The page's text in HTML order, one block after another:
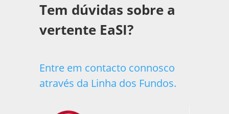
Tem dúvidas sobre a
vertente EaSI?
Entre em contacto connosco
através da Linha dos Fundos.